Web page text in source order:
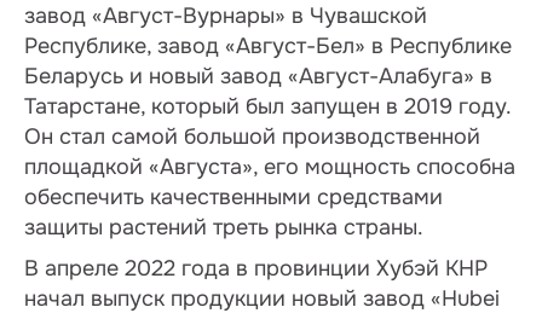
завод «Август-Вурнары» в Чувашской
Республике, завод «Август-Бел» в Республике
Беларусь и новый завод «Август-Алабуга» в
Татарстане, который был запущен в 2019 году.
Он стал самой большой производственной
площадкой «Августа», его мощность способна
обеспечить качественными средствами
защиты растений треть рынка страны.
В апреле 2022 года в провинции Хубэй КНР
начал выпуск продукции новый завод «Hubei